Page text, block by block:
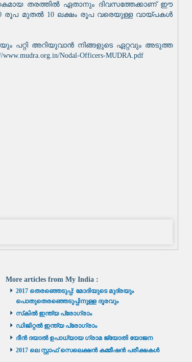
തരത്തിൽ ഏതാനും ദിവസത്തേക്കാണ് ഈ
രൂപ മുതൽ 10 ലക്ഷം രൂപ വരെയുള്ള വായ്‌പകൾ
അറിയുവാൻ നിങ്ങളുടെ ഏറ്റവും അടുത്ത
Nodal-Officers-MUDRA.pdf
More articles from My India :
2017 തെരഞ്ഞെടുപ്പ്: മോദിയുടെ മുദ്രയും
പൊതുതെരഞ്ഞെടുപ്പിനുള്ള ദൂരവും
സ്‌കിൽ ഇന്ത്യ പ്രോഗ്രാം
ഡിജിറ്റൽ ഇന്ത്യ പ്രോഗ്രാം
ദീൻ ദയാൽ ഉപാധ്യായ ഗ്രാമ ജ്യോതി യോജന
2017 ലെ സ്റ്റാഫ് സെലെക്ഷൻ കമ്മീഷൻ പരീക്ഷകൾ